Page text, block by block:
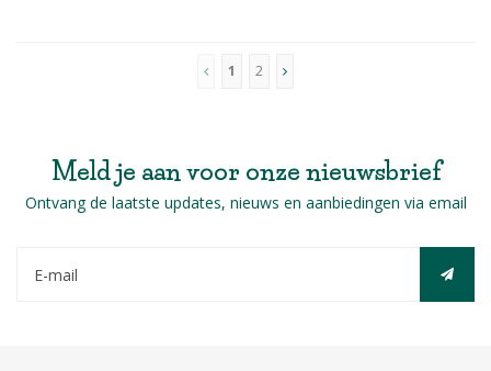
1 2
Meld je aan voor onze nieuwsbrief
Ontvang de laatste updates, nieuws en aanbiedingen via email